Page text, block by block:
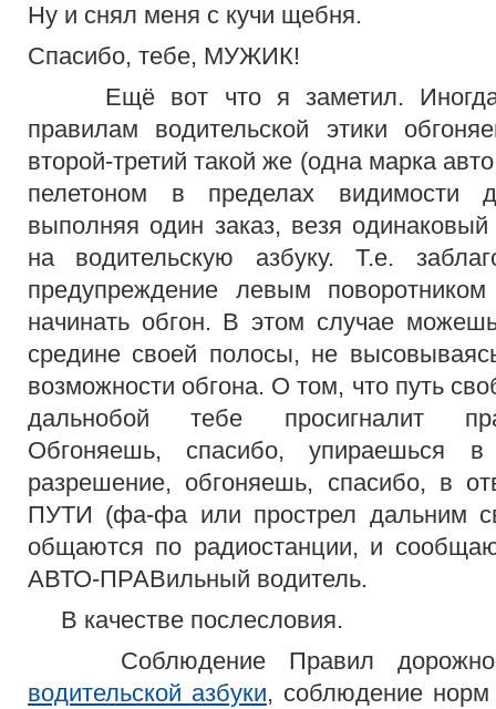
Ну и снял меня с кучи щебня.
Спасибо, тебе, МУЖИК!
Ещё вот что я заметил. Иногда,
правилам водительской этики
второй-третий такой же (одна марка
пелетоном в пределах видимости
выполняя один заказ, везя одинаковый
на водительскую азбуку. Т.е.
предупреждение левым
начинать обгон. В этом случае
средине своей полосы, не
возможности обгона. О том, что путь
дальнобой тебе просигналит
Обгоняешь, спасибо, упираешься в
разрешение, обгоняешь, спасибо, в
ПУТИ (фа-фа или прострел дальним
общаются по радиостанции, и
АВТО-ПРАВильный водитель.
В качестве послесловия.
Соблюдение Правил
водительской азбуки, соблюдение норм